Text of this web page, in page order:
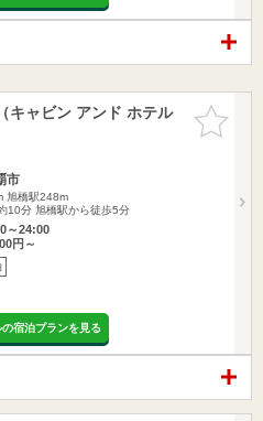
お気に入
りに追加
キャビン アンド ホテル
市
旭橋駅248m
10分 旭橋駅から徒歩5分
～24:00
円～
宿泊プランを見る